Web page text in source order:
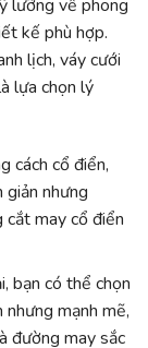
lưỡng về phong
kế phù hợp.
lịch, váy cưới
lựa chọn lý
cách cổ điển,
nhưng
may cổ điển
bạn có thể chọn
mạnh mẽ,
đường may sắc